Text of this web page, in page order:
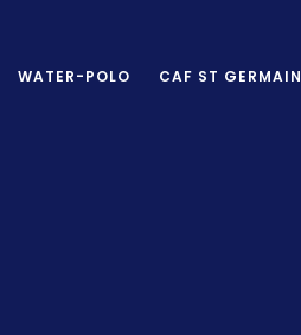
WATER-POLO CAF ST GERMAIN